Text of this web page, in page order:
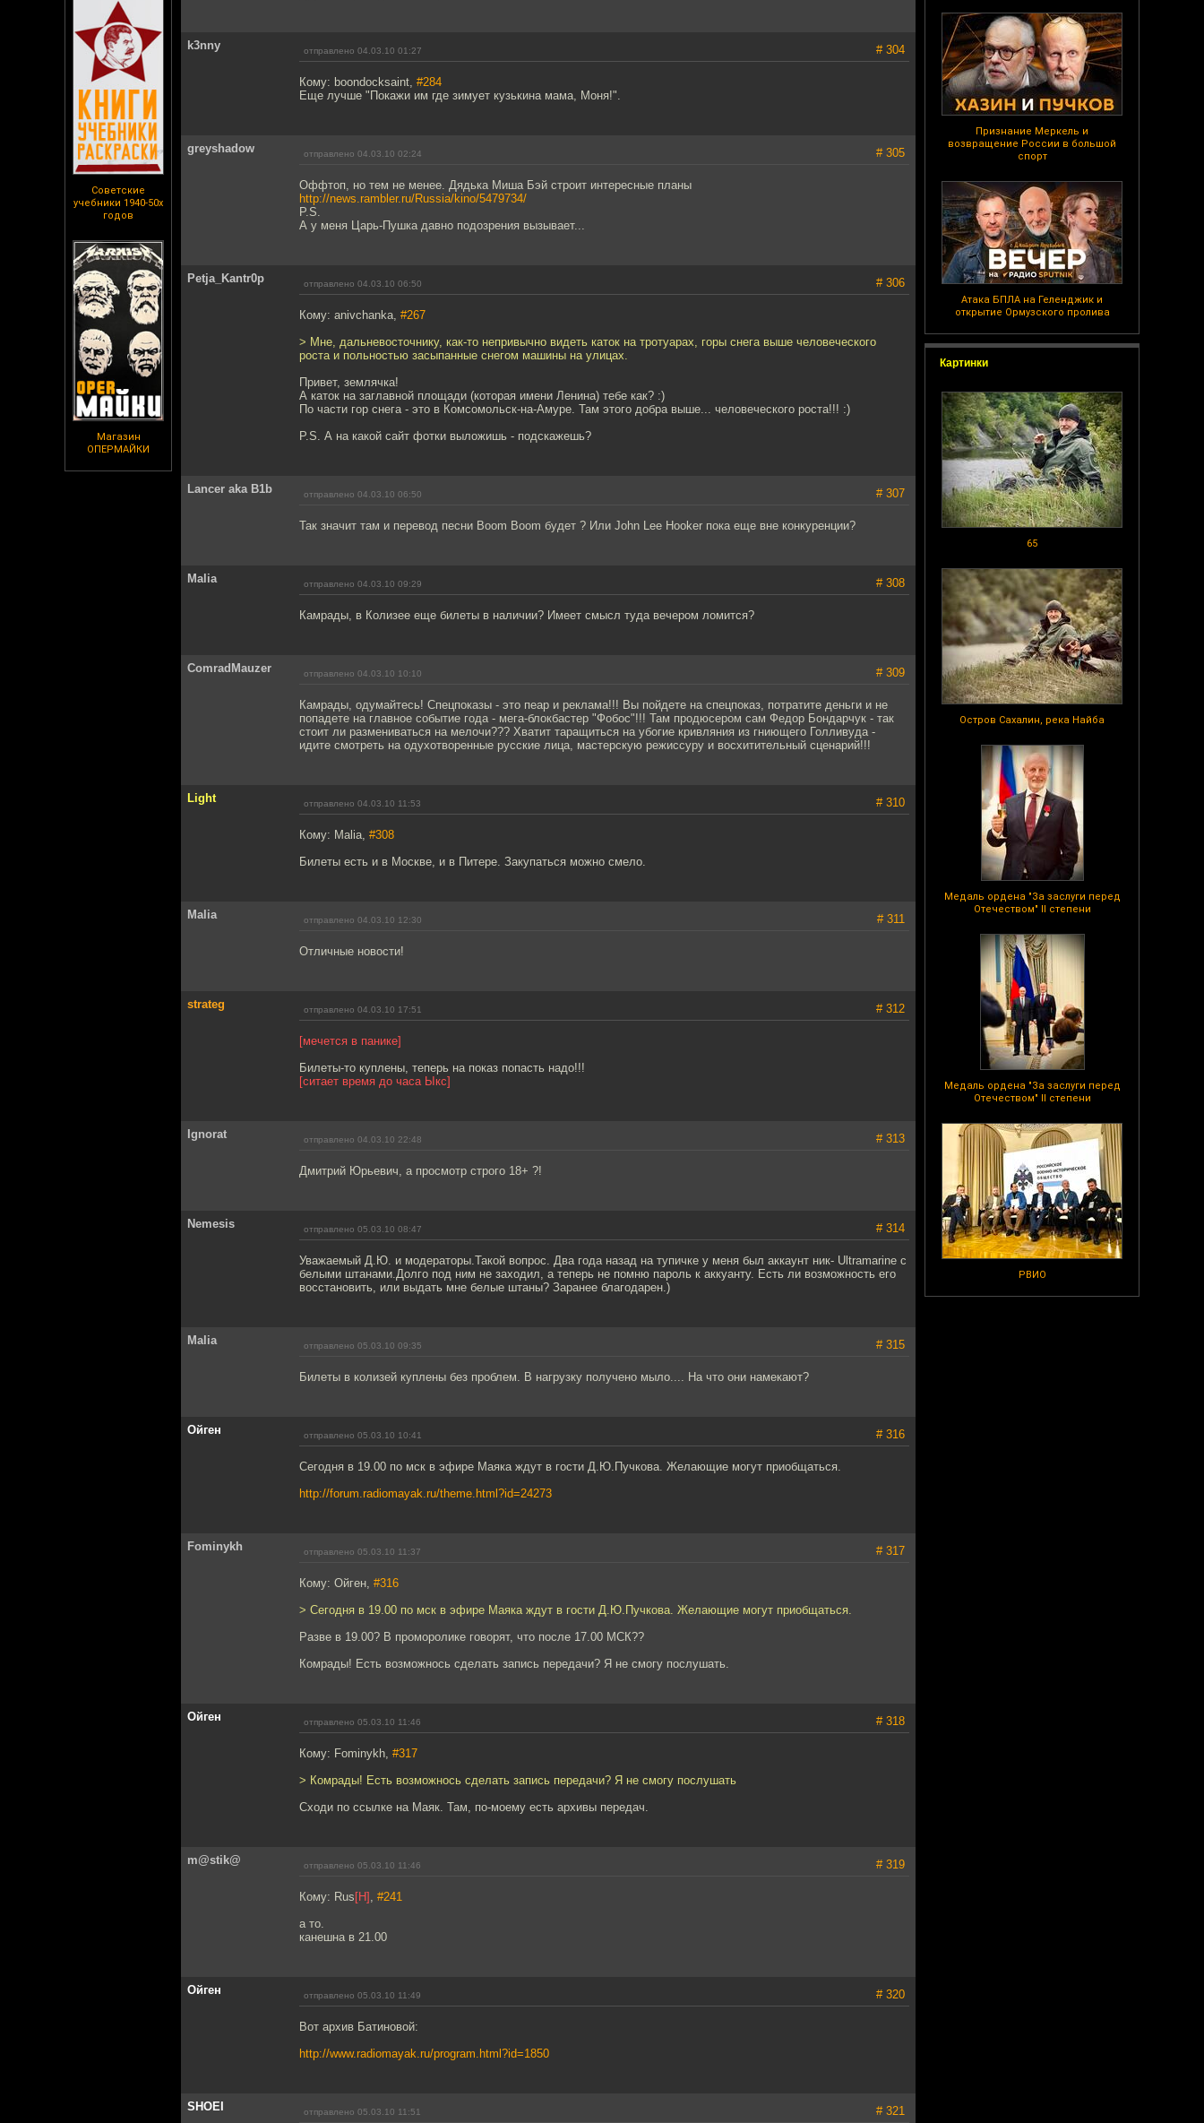
Советские
учебники 1940-50х
годов
Магазин
ОПЕРМАЙКИ
Признание Меркель и
возвращение России в большой
спорт
Атака БПЛА на Геленджик и
открытие Ормузского пролива
Картинки
65
Остров Сахалин, река Найба
Медаль ордена "За заслуги перед
Отечеством" II степени
Медаль ордена "За заслуги перед
Отечеством" II степени
РВИО
k3nny отправлено 04.03.10 01:27 # 304
Кому: boondocksaint, #284
Еще лучше "Покажи им где зимует кузькина мама, Моня!".
greyshadow отправлено 04.03.10 02:24 # 305
Оффтоп, но тем не менее. Дядька Миша Бэй строит интересные планы
http://news.rambler.ru/Russia/kino/5479734/
P.S.
А у меня Царь-Пушка давно подозрения вызывает...
Petja_Kantr0p отправлено 04.03.10 06:50 # 306
Кому: anivchanka, #267
> Мне, дальневосточнику, как-то непривычно видеть каток на тротуарах, горы снега выше человеческого
роста и польностью засыпанные снегом машины на улицах.
Привет, землячка!
А каток на заглавной площади (которая имени Ленина) тебе как? :)
По части гор снега - это в Комсомольск-на-Амуре. Там этого добра выше... человеческого роста!!! :)
P.S. А на какой сайт фотки выложишь - подскажешь?
Lancer aka B1b отправлено 04.03.10 06:50 # 307
Так значит там и перевод песни Boom Boom будет ? Или John Lee Hooker пока еще вне конкуренции?
Malia отправлено 04.03.10 09:29 # 308
Камрады, в Колизее еще билеты в наличии? Имеет смысл туда вечером ломится?
ComradMauzer отправлено 04.03.10 10:10 # 309
Камрады, одумайтесь! Спецпоказы - это пеар и реклама!!! Вы пойдете на спецпоказ, потратите деньги и не
попадете на главное событие года - мега-блокбастер "Фобос"!!! Там продюсером сам Федор Бондарчук - так
стоит ли размениваться на мелочи??? Хватит таращиться на убогие кривляния из гниющего Голливуда -
идите смотреть на одухотворенные русские лица, мастерскую режиссуру и восхитительный сценарий!!!
Light отправлено 04.03.10 11:53 # 310
Кому: Malia, #308
Билеты есть и в Москве, и в Питере. Закупаться можно смело.
Malia отправлено 04.03.10 12:30 # 311
Отличные новости!
strateg отправлено 04.03.10 17:51 # 312
[мечется в панике]
Билеты-то куплены, теперь на показ попасть надо!!!
[ситает время до часа Ыкс]
Ignorat отправлено 04.03.10 22:48 # 313
Дмитрий Юрьевич, а просмотр строго 18+ ?!
Nemesis отправлено 05.03.10 08:47 # 314
Уважаемый Д.Ю. и модераторы.Такой вопрос. Два года назад на тупичке у меня был аккаунт ник- Ultramarine с
белыми штанами.Долго под ним не заходил, а теперь не помню пароль к аккуанту. Есть ли возможность его
восстановить, или выдать мне белые штаны? Заранее благодарен.)
Malia отправлено 05.03.10 09:35 # 315
Билеты в колизей куплены без проблем. В нагрузку получено мыло.... На что они намекают?
Ойген отправлено 05.03.10 10:41 # 316
Сегодня в 19.00 по мск в эфире Маяка ждут в гости Д.Ю.Пучкова. Желающие могут приобщаться.
http://forum.radiomayak.ru/theme.html?id=24273
Fominykh отправлено 05.03.10 11:37 # 317
Кому: Ойген, #316
> Сегодня в 19.00 по мск в эфире Маяка ждут в гости Д.Ю.Пучкова. Желающие могут приобщаться.
Разве в 19.00? В проморолике говорят, что после 17.00 МСК??
Комрады! Есть возможнось сделать запись передачи? Я не смогу послушать.
Ойген отправлено 05.03.10 11:46 # 318
Кому: Fominykh, #317
> Комрады! Есть возможнось сделать запись передачи? Я не смогу послушать
Сходи по ссылке на Маяк. Там, по-моему есть архивы передач.
m@stik@ отправлено 05.03.10 11:46 # 319
Кому: Rus [H] , #241
а то.
канешна в 21.00
Ойген отправлено 05.03.10 11:49 # 320
Вот архив Батиновой:
http://www.radiomayak.ru/program.html?id=1850
SHOEI отправлено 05.03.10 11:51 # 321